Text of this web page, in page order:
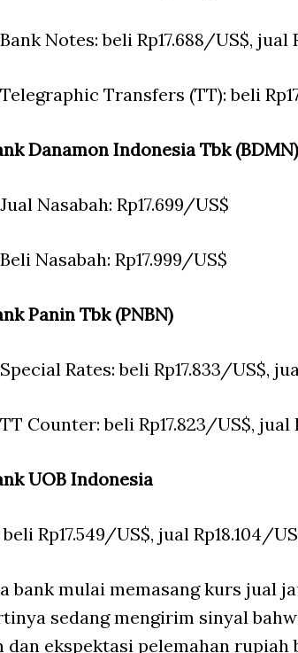
Notes: beli Rp17.688/US$, jual
Transfers (TT): beli
Danamon Indonesia Tbk (BDMN)
Nasabah: Rp17.699/US$
Nasabah: Rp17.999/US$
Panin Tbk (PNBN)
Rates: beli Rp17.833/US$,
Counter: beli Rp17.823/US$, jual
UOB Indonesia
Rp17.549/US$, jual Rp18.104/
bank mulai memasang kurs jual
sedang mengirim sinyal
dan ekspektasi pelemahan